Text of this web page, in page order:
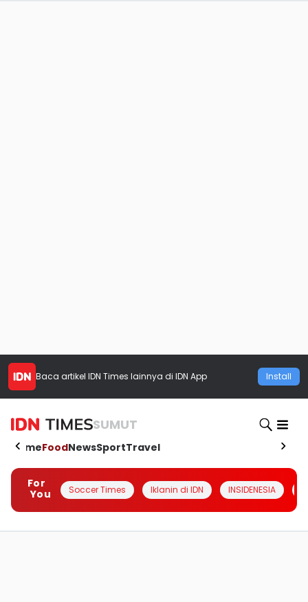
Baca artikel IDN Times lainnya di IDN App Install
SUMUT
HomeFoodNewsSportTravel
For
You
Soccer Times Iklanin di IDN INSIDENESIA